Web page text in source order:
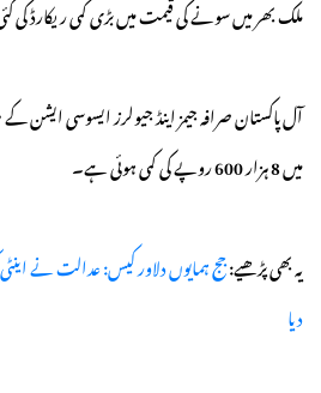
ملک بھر میں سونے کی قیمت میں بڑی کمی ریکارڈ
آل پاکستان صرافہ جیمز اینڈ جیولرز ایسوسی ایشن
میں 8 ہزار 600 روپے کی کمی ہوئی ہے۔
یہ بھی پڑھیے:جج ہمایوں دلاور کیس: عدالت نے
دیا